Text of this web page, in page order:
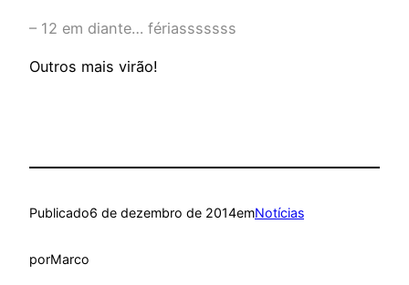
– 12 em diante… fériasssssss
Outros mais virão!
Publicado6 de dezembro de 2014emNotícias
porMarco